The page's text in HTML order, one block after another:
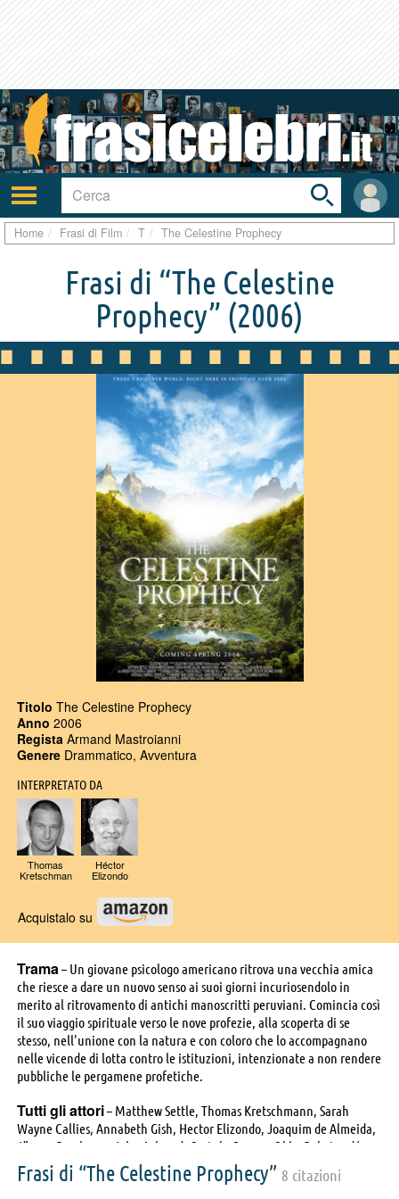
Attiva/disattiva
navigazione
User
area
Toggle
search
bar
Home Frasi di Film T The Celestine Prophecy
Frasi di “The Celestine
Prophecy” (2006)
Titolo The Celestine Prophecy
Anno 2006
Regista Armand Mastroianni
Genere Drammatico, Avventura
INTERPRETATO DA
Thomas
Kretschman
Héctor
Elizondo
Acquistalo su
Trama – Un giovane psicologo americano ritrova una vecchia amica
che riesce a dare un nuovo senso ai suoi giorni incuriosendolo in
merito al ritrovamento di antichi manoscritti peruviani. Comincia così
il suo viaggio spirituale verso le nove profezie, alla scoperta di se
stesso, nell'unione con la natura e con coloro che lo accompagnano
nelle vicende di lotta contro le istituzioni, intenzionate a non rendere
pubbliche le pergamene profetiche.
Tutti gli attori– Matthew Settle, Thomas Kretschmann, Sarah
Wayne Callies, Annabeth Gish, Hector Elizondo, Joaquim de Almeida,
Jürgen Prochnow, John Aylward, Castulo Guerra, Obba Babatundé,
Robyn Cohen, Petrus Antonius, Rachel Erickson, Joel Antonio Juan,
Vernee Watson, Oliver Adams, Martha Delgado, Gerson Guilicke,
Frasi di “The Celestine Prophecy” 8 citazioni